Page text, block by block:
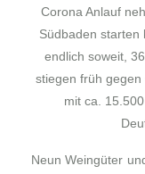
Corona Anlauf
Südbaden starten
endlich soweit,
stiegen früh gegen
mit ca.
Neun Weingüter